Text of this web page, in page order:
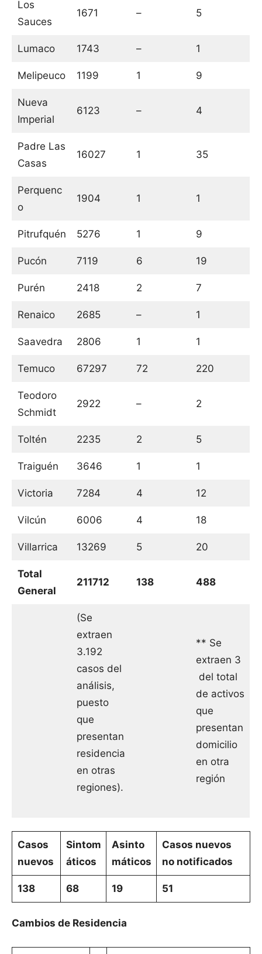
Los
Sauces
1671 – 5
Lumaco 1743 – 1
Melipeuco 1199 1 9
Nueva
Imperial
6123 – 4
Padre Las
Casas
16027 1 35
Perquenc
o
1904 1 1
Pitrufquén 5276 1 9
Pucón 7119 6 19
Purén 2418 2 7
Renaico 2685 – 1
Saavedra 2806 1 1
Temuco 67297 72 220
Teodoro
Schmidt
2922 – 2
Toltén 2235 2 5
Traiguén 3646 1 1
Victoria 7284 4 12
Vilcún 6006 4 18
Villarrica 13269 5 20
Total
General
211712 138 488
(Se
extraen
3.192
casos del
análisis,
puesto
que
presentan
residencia
en otras
regiones).
** Se
extraen 3
del total
de activos
que
presentan
domicilio
en otra
región
Casos
nuevos
Sintom
áticos
Asinto
máticos
Casos nuevos
no notificados
138 68 19 51
Cambios de Residencia